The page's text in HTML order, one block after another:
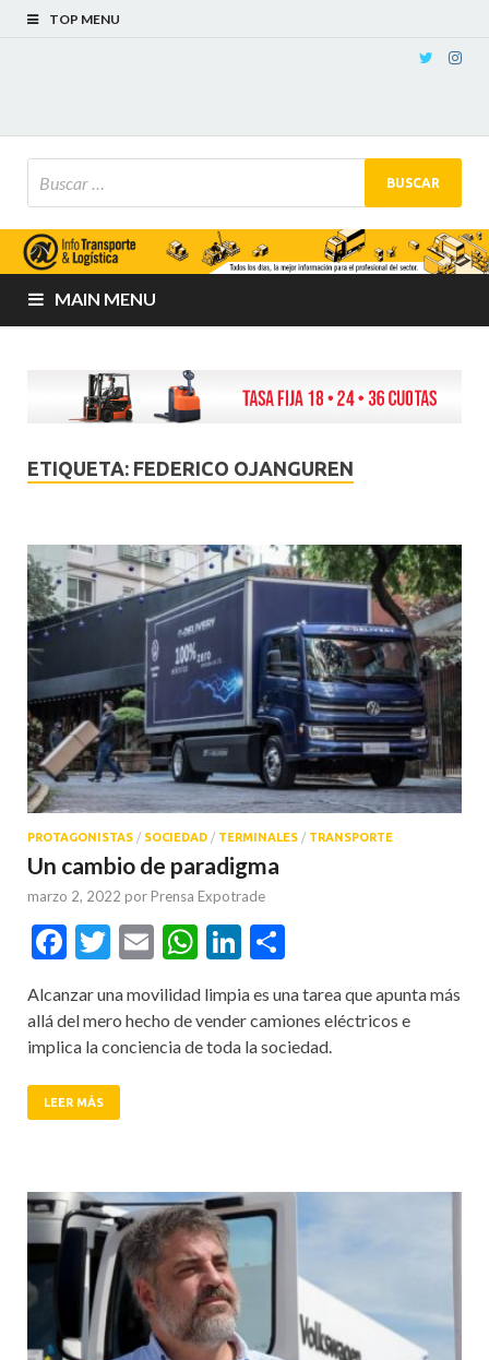
TOP MENU
MAIN MENU
ETIQUETA: FEDERICO OJANGUREN
PROTAGONISTAS / SOCIEDAD / TERMINALES / TRANSPORTE
Un cambio de paradigma
marzo 2, 2022 por Prensa Expotrade
Facebook
Twitter
EmailWhatsApp
LinkedIn
Alcanzar una movilidad limpia es una tarea que apunta más
allá del mero hecho de vender camiones eléctricos e
implica la conciencia de toda la sociedad.
LEER MÁS